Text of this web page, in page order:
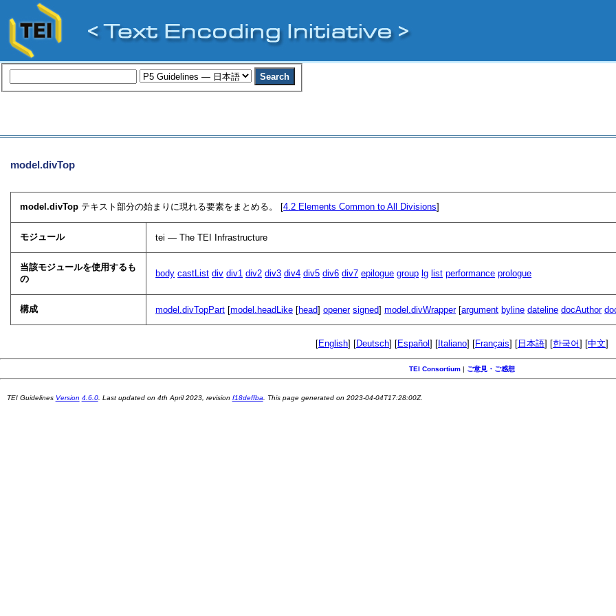
model.divTop
model.divTop テキスト部分の始まりに現れる要素をまとめる。 [4.2 Elements Common to All Divisions]
モジュール tei — The TEI Infrastructure
当該モジュールを使用するも
の
body castList div div1 div2 div3 div4 div5 div6 div7 epilogue group lg list performance prologue
構成 model.divTopPart [model.headLike [head]opener signed]model.divWrapper[argument byline dateline docAuthor
[English] [Deutsch] [Español] [Italiano] [Français] [日本語] [한국어] [中文]
TEI Consortium | ご意見・ご感想
TEI Guidelines Version 4.6.0. Last updated on 4th April 2023, revision f18deffba . This page generated on 2023-04-04T17:28:00Z.